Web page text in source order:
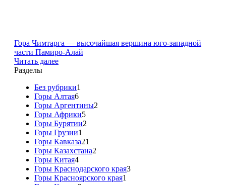
Гора Чимтарга — высочайшая вершина юго-западной
части Памиро-Алай
Читать далее
Разделы
Без рубрики1
Горы Алтая6
Горы Аргентины2
Горы Африки5
Горы Бурятии2
Горы Грузии1
Горы Кавказа21
Горы Казахстана2
Горы Китая4
Горы Краснодарского края3
Горы Красноярского края1